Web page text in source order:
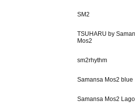
SM2
TSUHARU by
Mos2
sm2rhythm
Samansa Mos2 blue
Samansa Mos2